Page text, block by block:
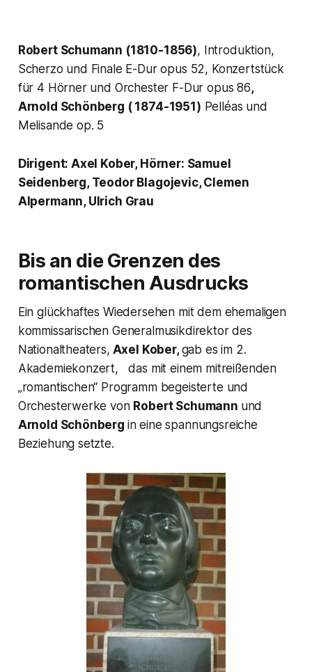
Robert Schumann (1810-1856), Introduktion,
Scherzo und Finale E-Dur opus 52, Konzertstück
für 4 Hörner und Orchester F-Dur opus 86,
Arnold Schönberg ( 1874-1951) Pelléas und
Melisande op. 5
Dirigent: Axel Kober, Hörner: Samuel
Seidenberg, Teodor Blagojevic, Clemen
Alpermann, Ulrich Grau
Bis an die Grenzen des
romantischen Ausdrucks
Ein glückhaftes Wiedersehen mit dem ehemaligen
kommissarischen Generalmusikdirektor des
Nationaltheaters, Axel Kober,gab es im 2.
Akademiekonzert, das mit einem mitreißenden
„romantischen“ Programm begeisterte und
Orchesterwerke von Robert Schumann und
Arnold Schönberg in eine spannungsreiche
Beziehung setzte.